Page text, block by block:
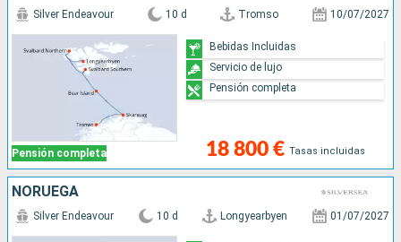
Pensión completa
Silver Endeavour 10 d Tromso 10/07/2027
18 800 € Tasas incluidas
Bebidas Incluidas
Servicio de lujo
Pensión completa
NORUEGA
Silver Endeavour 10 d Longyearbyen 01/07/2027